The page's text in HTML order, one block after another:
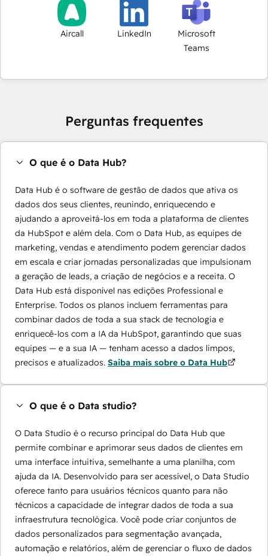
Aircall LinkedIn
Microsoft
Teams
Perguntas frequentes
O que é o Data Hub?
Data Hub é o software de gestão de dados que ativa os
dados dos seus clientes, reunindo, enriquecendo e
ajudando a aproveitá-los em toda a plataforma de clientes
da HubSpot e além dela. Com o Data Hub, as equipes de
marketing, vendas e atendimento podem gerenciar dados
em escala e criar jornadas personalizadas que impulsionam
a geração de leads, a criação de negócios e a receita. O
Data Hub está disponível nas edições Professional e
Enterprise. Todos os planos incluem ferramentas para
combinar dados de toda a sua stack de tecnologia e
enriquecê-los com a IA da HubSpot, garantindo que suas
equipes — e a sua IA — tenham acesso a dados limpos,
precisos e atualizados. Saiba mais sobre o Data Hub
O que é o Data studio?
O Data Studio é o recurso principal do Data Hub que
permite combinar e aprimorar seus dados de clientes em
uma interface intuitiva, semelhante a uma planilha, com
ajuda da IA. Desenvolvido para ser acessível, o Data Studio
oferece tanto para usuários técnicos quanto para não
técnicos a capacidade de integrar dados de toda a sua
infraestrutura tecnológica. Você pode criar conjuntos de
dados personalizados para segmentação avançada,
automação e relatórios, além de gerenciar o fluxo de dados